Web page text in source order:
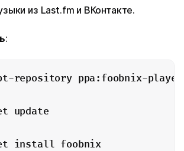
из Last.fm и ВКонтакте.
:
repository ppa:foobnix-
update
install foobnix